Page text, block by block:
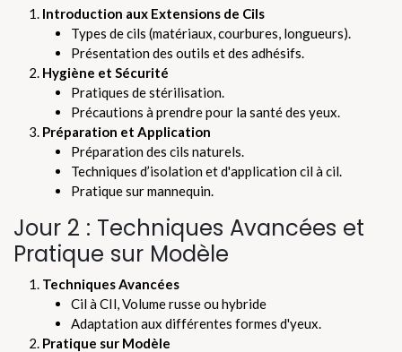
Introduction aux Extensions de Cils
Types de cils (matériaux, courbures, longueurs).
Présentation des outils et des adhésifs.
Hygiène et Sécurité
Pratiques de stérilisation.
Précautions à prendre pour la santé des yeux.
Préparation et Application
Préparation des cils naturels.
Techniques d’isolation et d'application cil à cil.
Pratique sur mannequin.
Jour 2 : Techniques Avancées et
Pratique sur Modèle
Techniques Avancées
Cil à CIl, Volume russe ou hybride
Adaptation aux différentes formes d'yeux.
Pratique sur Modèle